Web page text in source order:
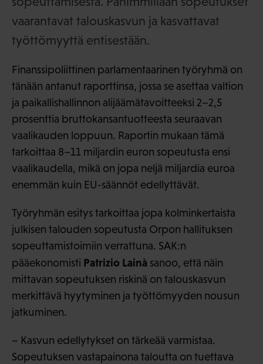
vaarantavat talouskasvun ja kasvattavat
työttömyyttä entisestään.
Finanssipoliittinen parlamentaarinen työryhmä on
tänään antanut raporttinsa, jossa se asettaa valtion
ja paikallishallinnon alijäämätavoitteeksi 2–2,5
prosenttia bruttokansantuotteesta seuraavan
vaalikauden loppuun. Raportin mukaan tämä
tarkoittaa 8–11 miljardin euron sopeutusta ensi
vaalikaudella, mikä on jopa neljä miljardia euroa
enemmän kuin EU-säännöt edellyttävät.
Työryhmän esitys tarkoittaa jopa kolminkertaista
julkisen talouden sopeutusta Orpon hallituksen
sopeuttamistoimiin verrattuna. SAK:n
pääekonomisti Patrizio Lainà sanoo, että näin
mittavan sopeutuksen riskinä on talouskasvun
merkittävä hyytyminen ja työttömyyden nousun
jatkuminen.
– Kasvun edellytykset on tärkeää varmistaa.
Sopeutuksen vastapainona taloutta on tuettava